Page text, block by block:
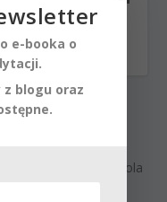
wyzwolenia
Wymagane pola
e-booka o
z blogu oraz